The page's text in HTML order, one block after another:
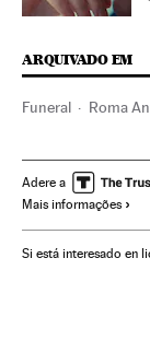
ARQUIVADO EM
Funeral Roma
Ciências sociais
Genética
Ciências naturais
Adere a
Mais informações
Si está interesado en